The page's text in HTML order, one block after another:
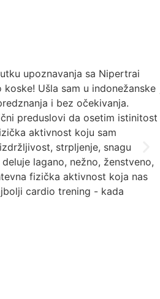
upoznavanja sa Nipertrai
koske! Ušla sam u indonežanske
i bez očekivanja.
preduslovi da osetim istinitost
aktivnost koju sam
strpljenje, snagu
lagano, nežno, ženstveno,
fizička aktivnost koja nas
cardio trening - kada